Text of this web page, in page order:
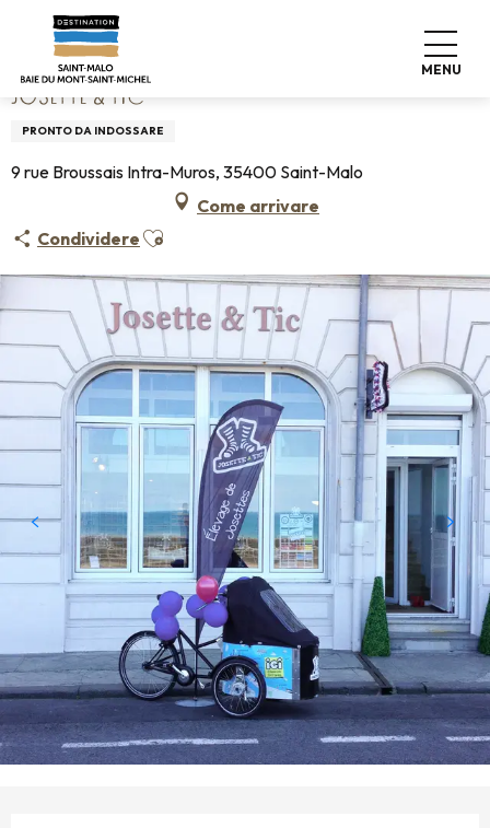
contenu
principal
MENU
Home Josette & Tic
JOSETTE & TIC
PRONTO DA INDOSSARE
9 rue Broussais Intra-Muros, 35400 Saint-Malo
Come arrivare
Condividere Ajouter aux favoris